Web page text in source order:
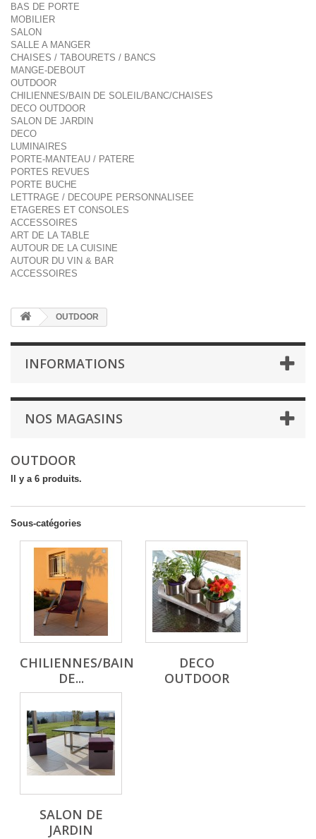
BAS DE PORTE
MOBILIER
SALON
SALLE A MANGER
CHAISES / TABOURETS / BANCS
MANGE-DEBOUT
OUTDOOR
CHILIENNES/BAIN DE SOLEIL/BANC/CHAISES
DECO OUTDOOR
SALON DE JARDIN
DECO
LUMINAIRES
PORTE-MANTEAU / PATERE
PORTES REVUES
PORTE BUCHE
LETTRAGE / DECOUPE PERSONNALISEE
ETAGERES ET CONSOLES
ACCESSOIRES
ART DE LA TABLE
AUTOUR DE LA CUISINE
AUTOUR DU VIN & BAR
ACCESSOIRES
OUTDOOR
INFORMATIONS
NOS MAGASINS
OUTDOOR
Il y a 6 produits.
Sous-catégories
CHILIENNES/BAIN
DE...
DECO
OUTDOOR
SALON DE
JARDIN